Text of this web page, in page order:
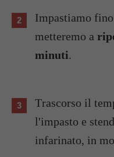
Impastiamo fino a formare una palla che
metteremo a
minuti.
Trascorso il tempo necessario prendiamo
l'impasto e
infarinato, in